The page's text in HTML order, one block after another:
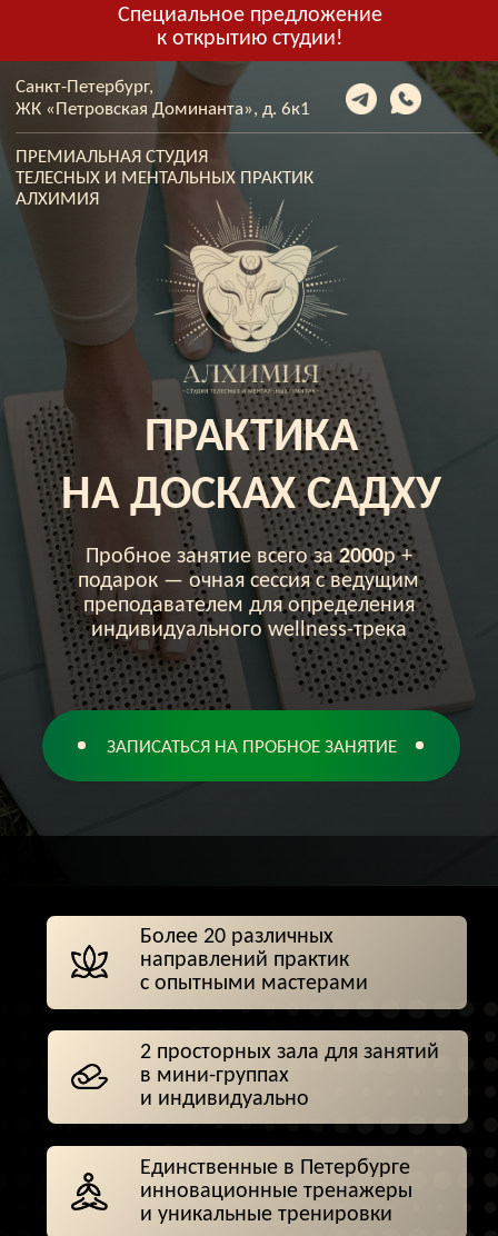
Специальное предложение
к открытию студии!
ЗАПИСАТЬСЯ НА ПРОБНОЕ ЗАНЯТИЕ
ЖК «Петровская Доминанта», д. 6к1
Санкт-Петербург,
Пробное занятие всего за2000р +
подарок — очная сессия с ведущим
преподавателем для определения
индивидуального wellness-трека
ПРЕМИАЛЬНАЯ СТУДИЯ
ПРАКТИКА
НА ДОСКАХ САДХУ
Удобная локация
и бесплатная парковка
на территории ЖК
Единственные в Петербурге
2 просторных зала для занятий
и индивидуально
Более 20 различных
направлений практик
с опытными мастерами
АТМОСФЕРА
ПРОСТРАНСТВА
Тепло, порядок, внимание к деталям,
уважение к вашему времени и границам